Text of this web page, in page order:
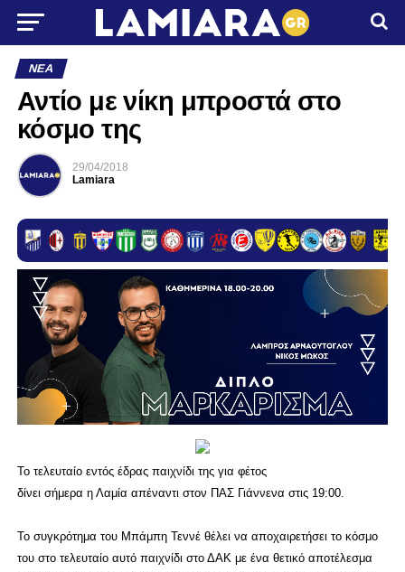
ΝΈΑ
Αντίο με νίκη μπροστά στο
κόσμο της
29/04/2018
Lamiara
Το τελευταίο εντός έδρας παιχνίδι της για φέτος
δίνει σήμερα η Λαμία απέναντι στον ΠΑΣ Γιάννενα στις 19:00.
Το συγκρότημα του Μπάμπη Τεννέ θέλει να αποχαιρετήσει το κόσμο
του στο τελευταίο αυτό παιχνίδι στο ΔΑΚ με ένα θετικό αποτέλεσμα